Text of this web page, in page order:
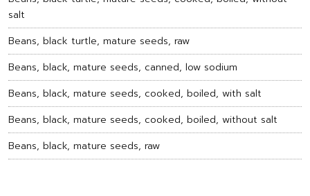
salt
Beans, black turtle, mature seeds, raw
Beans, black, mature seeds, canned, low sodium
Beans, black, mature seeds, cooked, boiled, with salt
Beans, black, mature seeds, cooked, boiled, without salt
Beans, black, mature seeds, raw